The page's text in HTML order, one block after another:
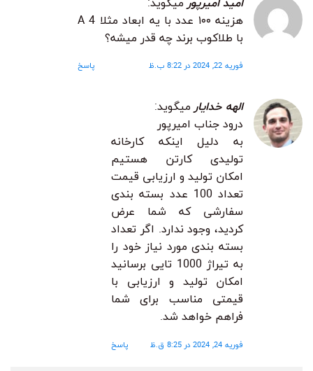
امید امیرپور میگوید:
هزینه ۱۰۰ عدد با یه ابعاد مثلا A 4
با طلاکوب برند چه قدر میشه؟
فوریه 22, 2024 در 8:22 ب.ظ پاسخ
الهه خدایار میگوید:
درود جناب امیرپور
به دلیل اینکه کارخانه
تولیدی کارتن هستیم
امکان تولید و ارزیابی قیمت
تعداد 100 عدد بسته بندی
سفارشی که شما عرض
کردید، وجود ندارد. اگر تعداد
بسته بندی مورد نیاز خود را
به تیراژ 1000 تایی برسانید
امکان تولید و ارزیابی با
قیمتی مناسب برای شما
فراهم خواهد شد.
فوریه 24, 2024 در 8:25 ق.ظ پاسخ